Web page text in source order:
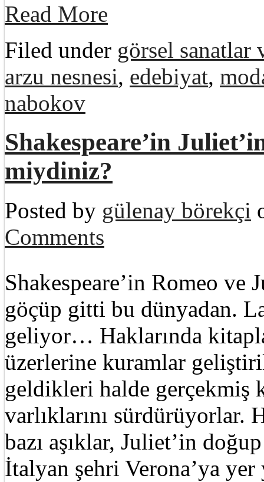
Read More
Filed under görsel sanatlar
arzu nesnesi, edebiyat,
nabokov
Shakespeare’in
miydiniz?
Posted by gülenay börekçi
Comments
Shakespeare’in Romeo ve
göçüp gitti bu dünyadan.
geliyor… Haklarında
üzerlerine kuramlar
geldikleri halde gerçekmiş
varlıklarını sürdürüyorlar.
bazı aşıklar, Juliet’in
İtalyan şehri Verona’ya